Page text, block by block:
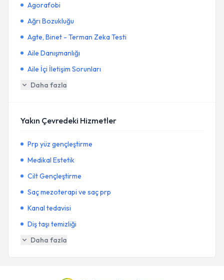
Agorafobi
Ağrı Bozukluğu
Agte, Binet - Terman Zeka Testi
Aile Danışmanlığı
Aile İçi İletişim Sorunları
Daha fazla
Yakın Çevredeki Hizmetler
Prp yüz gençleştirme
Medikal Estetik
Cilt Gençleştirme
Saç mezoterapi ve saç prp
Kanal tedavisi
Diş taşı temizliği
Daha fazla